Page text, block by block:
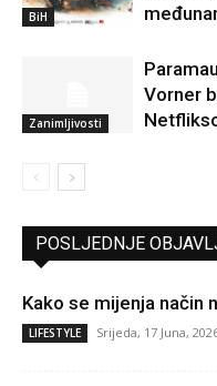
BiH
Zanimljivosti
Vorner
POSLJEDNJE
Kako se mijenja način
LIFESTYLE Srijeda, 17 Juna,